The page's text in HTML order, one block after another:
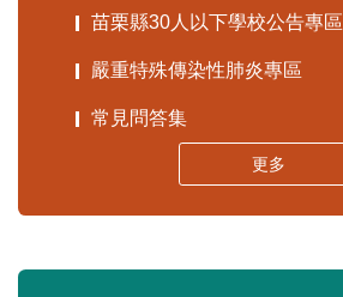
苗栗縣30人以下學校公告專區
嚴重特殊傳染性肺炎專區
常見問答集
更多